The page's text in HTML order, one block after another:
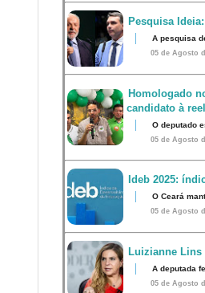
Pesquisa
A pesquisa
05 de Agosto
Homologado
candidato à
O deputado
05 de Agosto
Ideb 2025:
O Ceará
05 de Agosto
Luizianne Lins
A deputada
05 de Agosto